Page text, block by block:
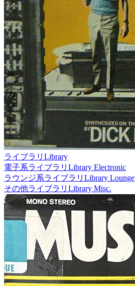
ライブラリ Library
電子系ライブラリ Library Electronic
ラウンジ系ライブラリ Library Lounge
その他ライブラリ Library Misc.